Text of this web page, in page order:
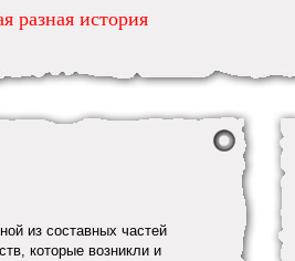
разная история
из составных частей
которые возникли и